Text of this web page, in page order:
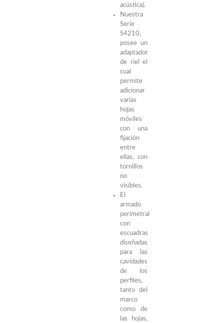
acústica).
Nuestra
Serie
S4210,
posee un
adaptador
de riel el
cual
permite
adicionar
varias
hojas
móviles
con una
fijación
entre
ellas, con
tornillos
no
visibles.
El
armado
perimetral
con
escuadras
diseñadas
para las
cavidades
de los
perfiles,
tanto del
marco
como de
las hojas,